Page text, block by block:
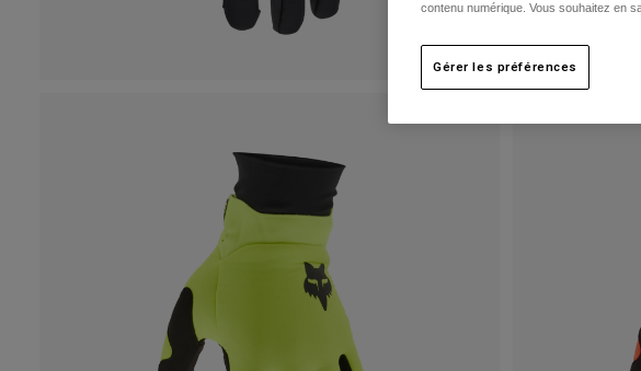
contenu numérique. Vous souhaitez en
Gérer les préférences